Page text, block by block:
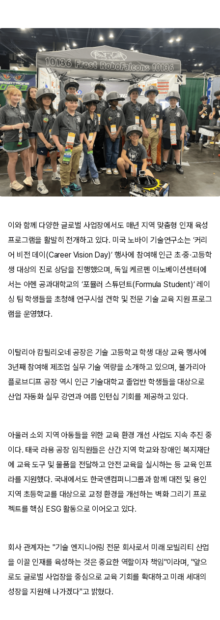
이와 함께 다양한 글로벌 사업장에서도 매년 지역 맞춤형 인재 육성
프로그램을 활발히 전개하고 있다. 미국 노바이 기술연구소는 ‘커리
어 비전 데이(Career Vision Day)’ 행사에 참여해 인근 초·중·고등학
생 대상의 진로 상담을 진행했으며, 독일 케르펜 이노베이션센터에
서는 아헨 공과대학교의 ‘포뮬러 스튜던트(Formula Student)’ 레이
싱 팀 학생들을 초청해 연구시설 견학 및 전문 기술 교육 지원 프로그
램을 운영했다.
이탈리아 캄필리오네 공장은 기술 고등학교 학생 대상 교육 행사에
3년째 참여해 제조업 실무 기술 역량을 소개하고 있으며, 불가리아
플로브디프 공장 역시 인근 기술대학교 졸업반 학생들을 대상으로
산업 자동화 실무 강연과 여름 인턴십 기회를 제공하고 있다.
아울러 소외 지역 아동들을 위한 교육 환경 개선 사업도 지속 추진 중
이다. 태국 라용 공장 임직원들은 산간 지역 학교와 장애인 복지재단
에 교육 도구 및 물품을 전달하고 안전 교육을 실시하는 등 교육 인프
라를 지원했다. 국내에서도 한국앤컴퍼니그룹과 함께 대전 및 용인
지역 초등학교를 대상으로 교정 환경을 개선하는 벽화 그리기 프로
젝트를 핵심 ESG 활동으로 이어오고 있다.
회사 관계자는 "기술 엔지니어링 전문 회사로서 미래 모빌리티 산업
을 이끌 인재를 육성하는 것은 중요한 역할이자 책임"이라며, "앞으
로도 글로벌 사업장을 중심으로 교육 기회를 확대하고 미래 세대의
성장을 지원해 나가겠다"고 밝혔다.